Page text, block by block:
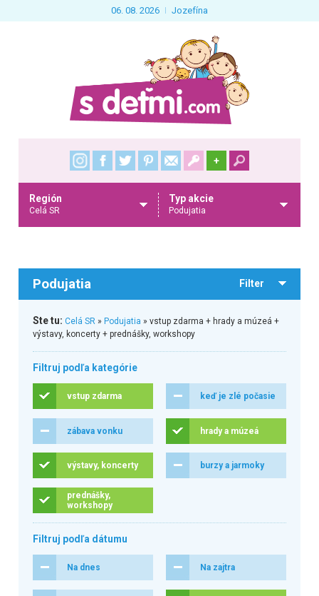
06. 08. 2026 Jozefína
+
Región
Celá SR
Typ akcie
Podujatia
Podujatia Filter
Ste tu: Celá SR» Podujatia » vstup zdarma + hrady a múzeá +
výstavy, koncerty + prednášky, workshopy
Filtruj podľa kategórie
vstup zdarma keď je zlé počasie
zábava vonku hrady a múzeá
výstavy, koncerty burzy a jarmoky
prednášky,
workshopy
Filtruj podľa dátumu
Na dnes Na zajtra